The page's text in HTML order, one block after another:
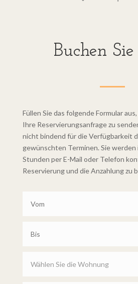
Buchen
Füllen Sie das folgende Formular
Ihre Reservierungsanfrage zu
nicht bindend für die Verfügbarkeit
gewünschten Terminen. Sie
Stunden per E-Mail oder Telefon
Reservierung und die Anzahlung zu